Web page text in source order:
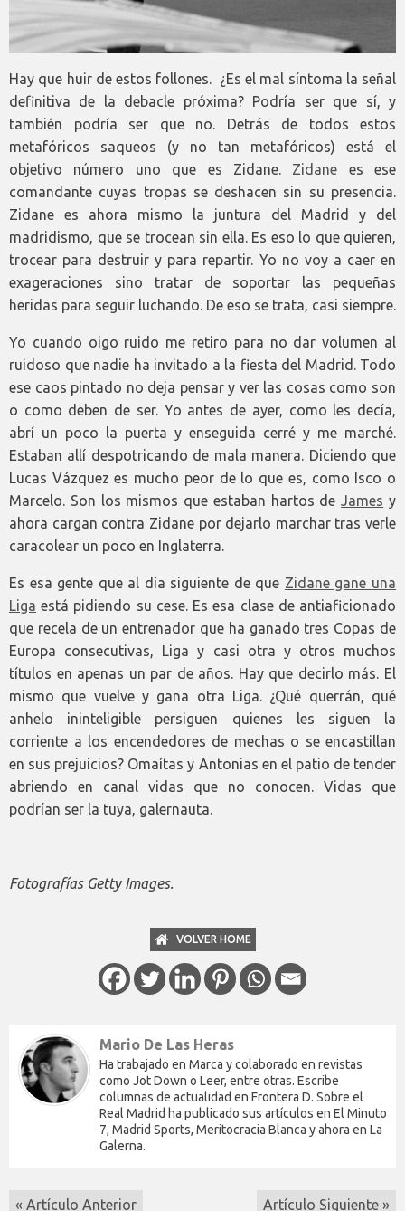
Hay que huir de estos follones. ¿Es el mal síntoma la señal
definitiva de la debacle próxima? Podría ser que sí, y
también podría ser que no. Detrás de todos estos
metafóricos saqueos (y no tan metafóricos) está el
objetivo número uno que es Zidane. Zidane es ese
comandante cuyas tropas se deshacen sin su presencia.
Zidane es ahora mismo la juntura del Madrid y del
madridismo, que se trocean sin ella. Es eso lo que quieren,
trocear para destruir y para repartir. Yo no voy a caer en
exageraciones sino tratar de soportar las pequeñas
heridas para seguir luchando. De eso se trata, casi siempre.
Yo cuando oigo ruido me retiro para no dar volumen al
ruidoso que nadie ha invitado a la fiesta del Madrid. Todo
ese caos pintado no deja pensar y ver las cosas como son
o como deben de ser. Yo antes de ayer, como les decía,
abrí un poco la puerta y enseguida cerré y me marché.
Estaban allí despotricando de mala manera. Diciendo que
Lucas Vázquez es mucho peor de lo que es, como Isco o
Marcelo. Son los mismos que estaban hartos deJames y
ahora cargan contra Zidane por dejarlo marchar tras verle
caracolear un poco en Inglaterra.
Es esa gente que al día siguiente de que Zidane gane una
Liga está pidiendo su cese. Es esa clase de antiaficionado
que recela de un entrenador que ha ganado tres Copas de
Europa consecutivas, Liga y casi otra y otros muchos
títulos en apenas un par de años. Hay que decirlo más. El
mismo que vuelve y gana otra Liga. ¿Qué querrán, qué
anhelo ininteligible persiguen quienes les siguen la
corriente a los encendedores de mechas o se encastillan
en sus prejuicios? Omaítas y Antonias en el patio de tender
abriendo en canal vidas que no conocen. Vidas que
podrían ser la tuya, galernauta.
Fotografías Getty Images.
VOLVER HOME
Mario De Las Heras
Ha trabajado en Marca y colaborado en revistas
como Jot Down o Leer, entre otras. Escribe
columnas de actualidad en Frontera D. Sobre el
Real Madrid ha publicado sus artículos en El Minuto
7, Madrid Sports, Meritocracia Blanca y ahora en La
Galerna.
« Artículo Anterior Artículo Siguiente »